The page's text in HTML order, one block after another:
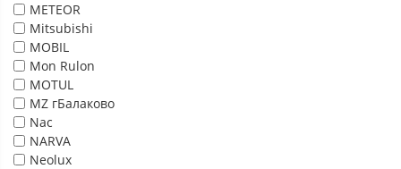
METEOR
Mitsubishi
MOBIL
Mon Rulon
MOTUL
MZ гБалаково
Nac
NARVA
Neolux